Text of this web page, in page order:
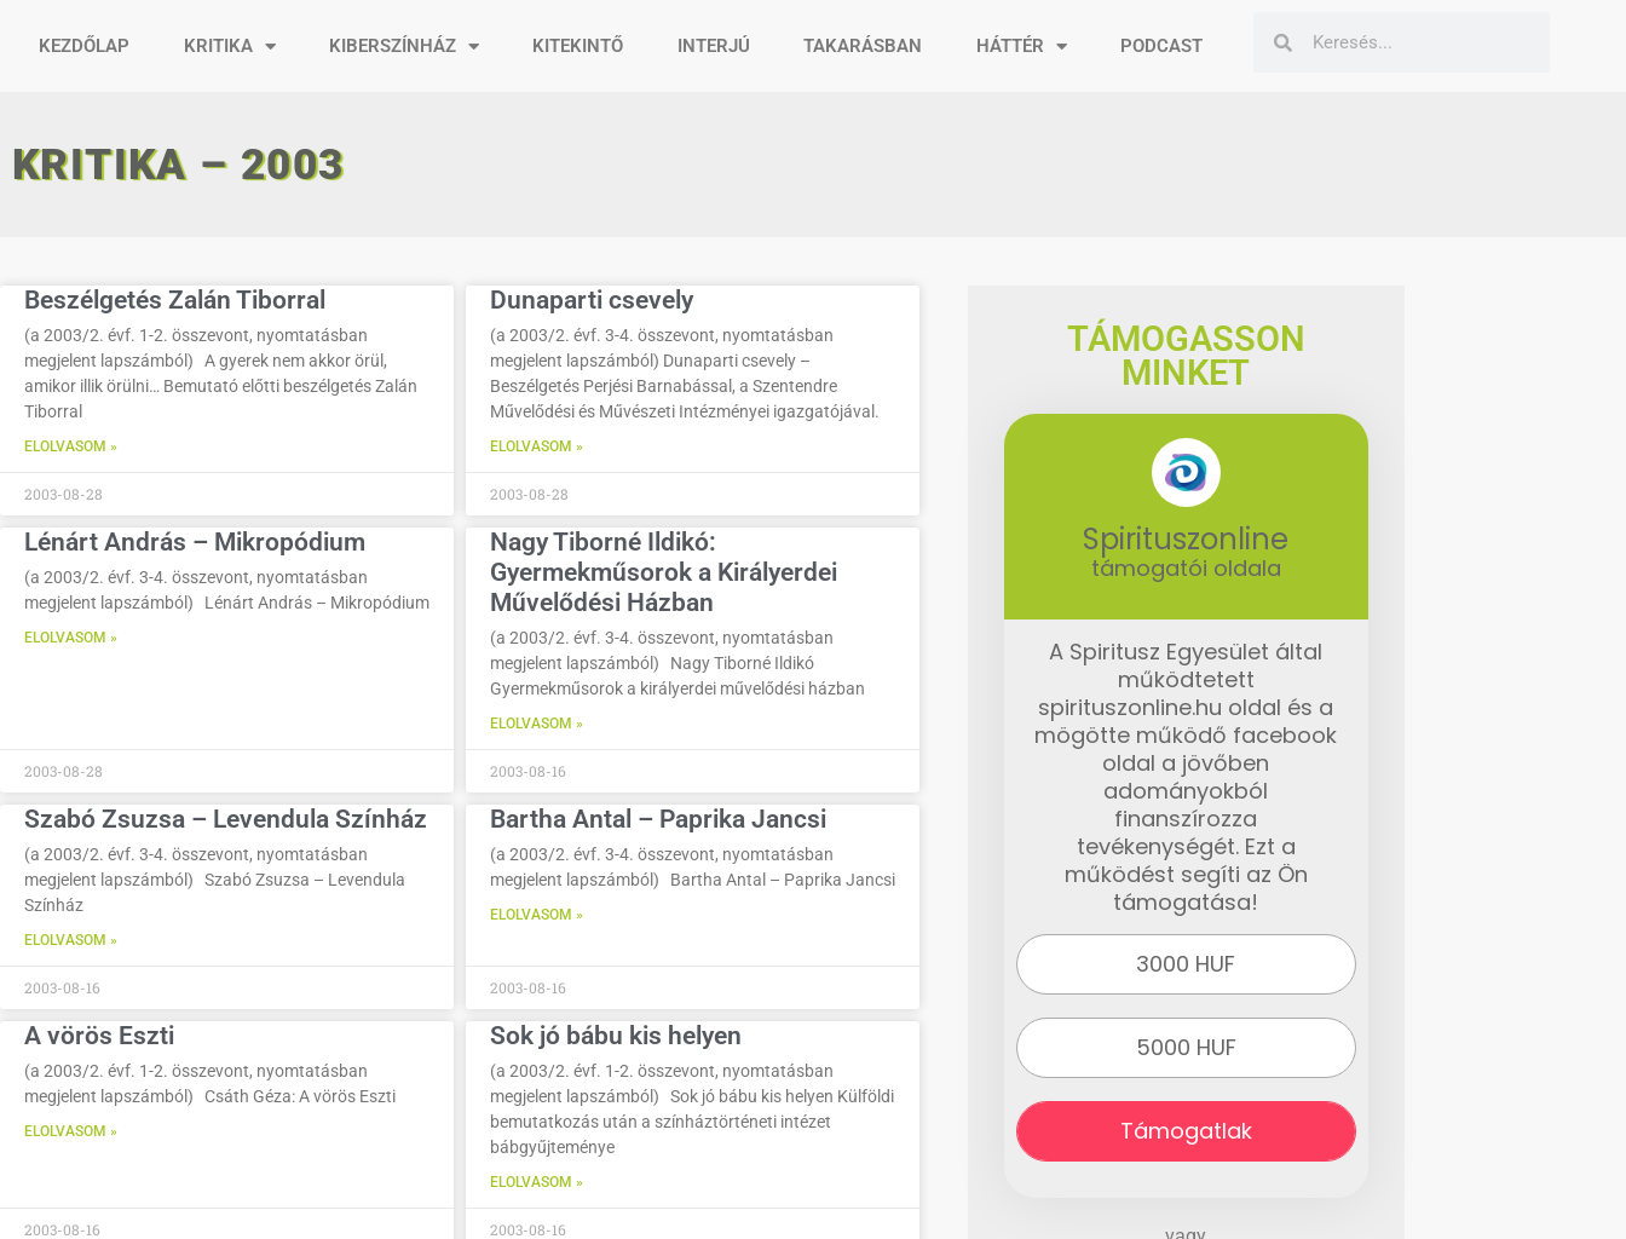
KEZDŐLAP KRITIKA KIBERSZÍNHÁZ KITEKINTŐ INTERJÚ TAKARÁSBAN HÁTTÉR PODCAST
KRITIKA – 2003
Beszélgetés Zalán Tiborral
(a 2003/2. évf. 1-2. összevont, nyomtatásban
megjelent lapszámból) A gyerek nem akkor örül,
amikor illik örülni… Bemutató előtti beszélgetés Zalán
Tiborral
ELOLVASOM »
2003-08-28
Dunaparti csevely
(a 2003/2. évf. 3-4. összevont, nyomtatásban
megjelent lapszámból) Dunaparti csevely –
Beszélgetés Perjési Barnabással, a Szentendre
Művelődési és Művészeti Intézményei igazgatójával.
ELOLVASOM »
2003-08-28
Lénárt András – Mikropódium
(a 2003/2. évf. 3-4. összevont, nyomtatásban
megjelent lapszámból) Lénárt András – Mikropódium
ELOLVASOM »
2003-08-28
Nagy Tiborné Ildikó:
Gyermekműsorok a Királyerdei
Művelődési Házban
(a 2003/2. évf. 3-4. összevont, nyomtatásban
megjelent lapszámból) Nagy Tiborné Ildikó
Gyermekműsorok a királyerdei művelődési házban
ELOLVASOM »
2003-08-16
Szabó Zsuzsa – Levendula Színház
(a 2003/2. évf. 3-4. összevont, nyomtatásban
megjelent lapszámból) Szabó Zsuzsa – Levendula
Színház
ELOLVASOM »
2003-08-16
Bartha Antal – Paprika Jancsi
(a 2003/2. évf. 3-4. összevont, nyomtatásban
megjelent lapszámból) Bartha Antal – Paprika Jancsi
ELOLVASOM »
2003-08-16
A vörös Eszti
(a 2003/2. évf. 1-2. összevont, nyomtatásban
megjelent lapszámból) Csáth Géza: A vörös Eszti
ELOLVASOM »
2003-08-16
Sok jó bábu kis helyen
(a 2003/2. évf. 1-2. összevont, nyomtatásban
megjelent lapszámból) Sok jó bábu kis helyen Külföldi
bemutatkozás után a színháztörténeti intézet
bábgyűjteménye
ELOLVASOM »
2003-08-16
TÁMOGASSON
MINKET
Spirituszonline
támogatói oldala
A Spiritusz Egyesület által
működtetett
spirituszonline.hu oldal és a
mögötte működő facebook
oldal a jövőben
adományokból
finanszírozza
tevékenységét. Ezt a
működést segíti az Ön
támogatása!
3000 HUF
5000 HUF
Támogatlak